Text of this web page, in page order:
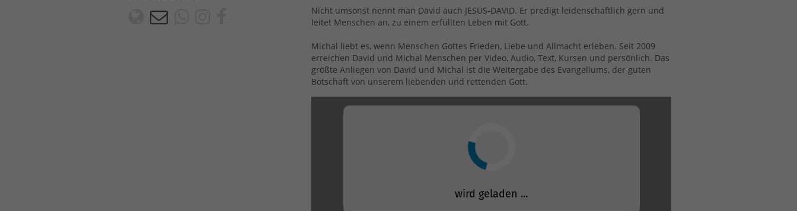
Nicht umsonst nennt man David auch JESUS-DAVID. Er predigt leidenschaftlich gern und
leitet Menschen an, zu einem erfüllten Leben mit Gott.
Michal liebt es, wenn Menschen Gottes Frieden, Liebe und Allmacht erleben. Seit 2009
erreichen David und Michal Menschen per Video, Audio, Text, Kursen und persönlich. Das
größte Anliegen von David und Michal ist die Weitergabe des Evangeliums, der guten
Botschaft von unserem liebenden und rettenden Gott.